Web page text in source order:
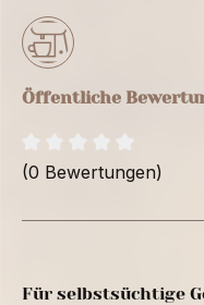
Öffentliche
(0 Bewertungen)
Für selbstsüchtige